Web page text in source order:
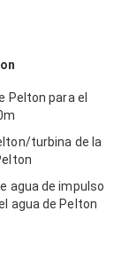
Pelton para el
turbina de la
agua de impulso
agua de Pelton